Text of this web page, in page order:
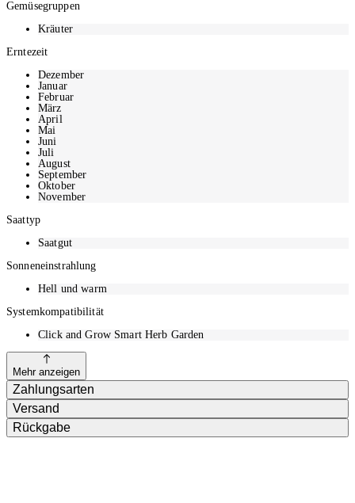
Gemüsegruppen
Kräuter
Erntezeit
Dezember
Januar
Februar
März
April
Mai
Juni
Juli
August
September
Oktober
November
Saattyp
Saatgut
Sonneneinstrahlung
Hell und warm
Systemkompatibilität
Click and Grow Smart Herb Garden
Mehr anzeigen
Zahlungsarten
Versand
Rückgabe